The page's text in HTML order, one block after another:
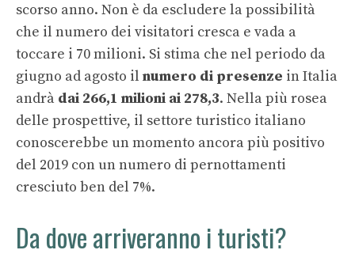
scorso anno. Non è da escludere la possibilità
che il numero dei visitatori cresca e vada a
toccare i 70 milioni. Si stima che nel periodo da
giugno ad agosto il numero di presenze in Italia
andrà dai 266,1 milioni ai 278,3. Nella più rosea
delle prospettive, il settore turistico italiano
conoscerebbe un momento ancora più positivo
del 2019 con un numero di pernottamenti
cresciuto ben del 7%.
Da dove arriveranno i turisti?